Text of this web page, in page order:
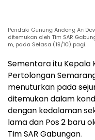
Pendaki Gunung Andong An
ditemukan oleh Tim SAR
m, pada Selasa (19/10) pagi.
Sementara itu Kepala
Pertolongan
menuturkan pada
ditemukan dalam
dengan kedalaman
lama dan Pos 2 baru
Tim SAR Gabungan.